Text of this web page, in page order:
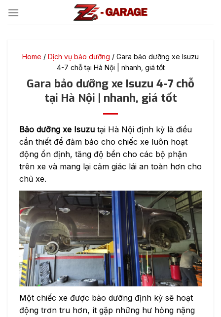
qua
Home / Dịch vụ bảo dưỡng / Gara bảo dưỡng xe Isuzu
4-7 chỗ tại Hà Nội | nhanh, giá tốt
Gara bảo dưỡng xe Isuzu 4-7 chỗ
tại Hà Nội | nhanh, giá tốt
Bảo dưỡng xe Isuzu tại Hà Nội định kỳ là điều
cần thiết để đảm bảo cho chiếc xe luôn hoạt
động ổn định, tăng độ bền cho các bộ phận
trên xe và mang lại cảm giác lái an toàn hơn cho
chủ xe.
Một chiếc xe được bảo dưỡng định kỳ sẽ hoạt
động trơn tru hơn, ít gặp những hư hỏng nặng